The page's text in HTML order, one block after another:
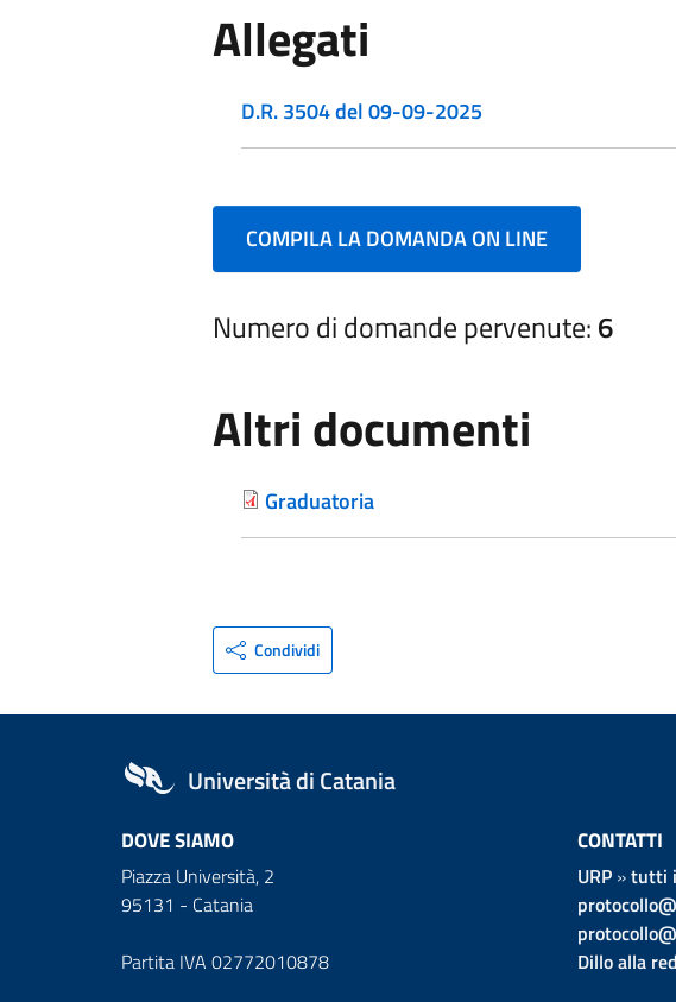
Allegati
D.R. 3504 del 09-09-2025
COMPILA LA DOMANDA ON LINE
Numero di domande pervenute:6
Altri documenti
Graduatoria
Condividi
Università di Catania
DOVE SIAMO
Piazza Università, 2
95131 - Catania
Partita IVA 02772010878
CONTATTI
URP»tutti
Dillo alla